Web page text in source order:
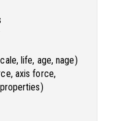
life, age, nage)
axis force,